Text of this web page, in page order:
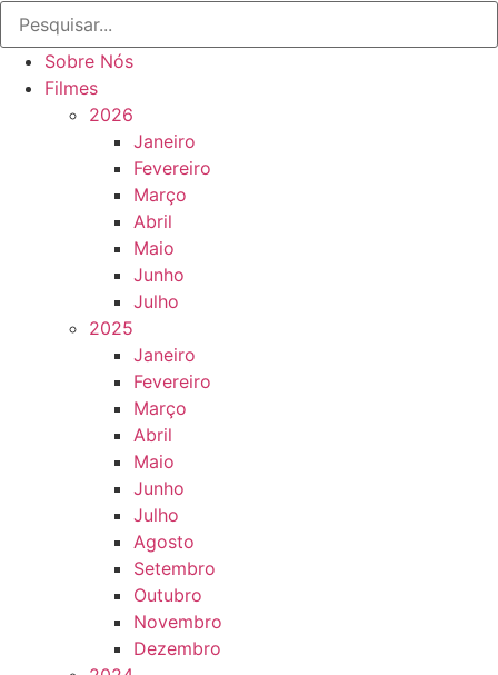
Sobre Nós
Filmes
2026
Janeiro
Fevereiro
Março
Abril
Maio
Junho
Julho
2025
Janeiro
Fevereiro
Março
Abril
Maio
Junho
Julho
Agosto
Setembro
Outubro
Novembro
Dezembro